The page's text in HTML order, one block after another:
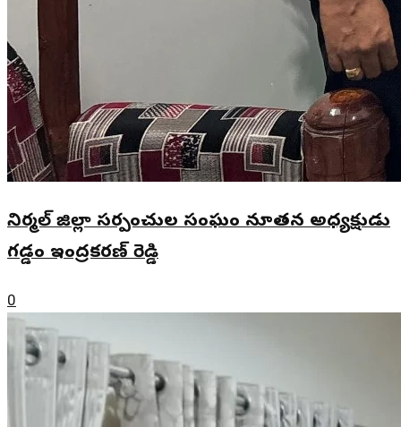
నిర్మల్ జిల్లా సర్పంచుల సంఘం నూతన అధ్యక్షుడు
గడ్డం ఇంద్రకరణ్ రెడ్డి
0